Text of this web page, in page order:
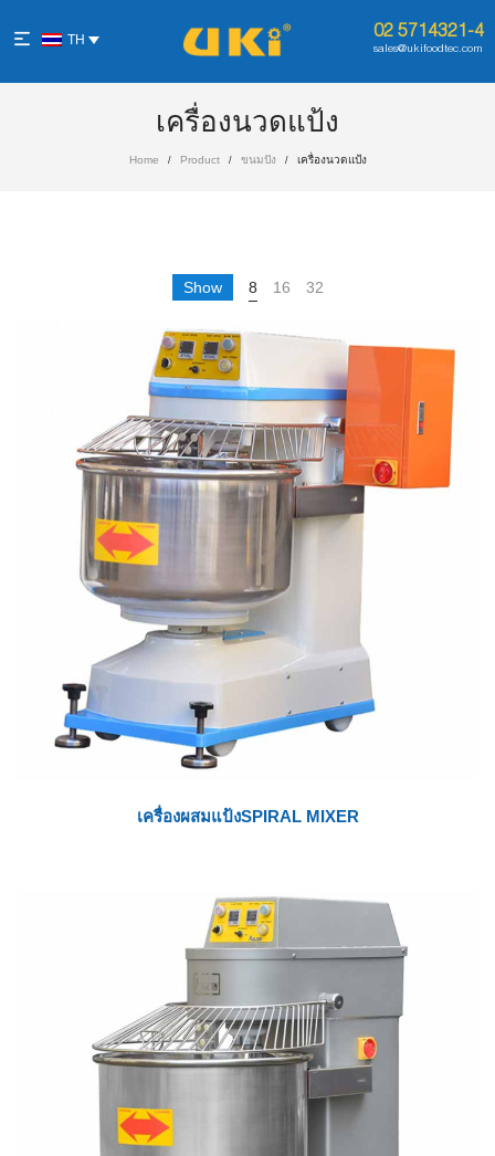
TH
02 5714321-4
sales@ukifoodtec.com
เครื่องนวดแป้ง
Home / Product / ขนมปัง / เครื่องนวดแป้ง
Show 8 16 32
เครื่องผสมแป้งSPIRAL MIXER